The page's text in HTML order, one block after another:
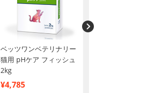
ベッツワンベテリナリー
猫用 pHケア フィッシュ
2kg
¥4,785